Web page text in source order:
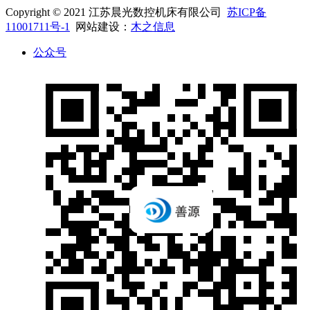
Copyright © 2021 江苏晨光数控机床有限公司 苏ICP备
11001711号-1
网站建设： 木之信息
公众号